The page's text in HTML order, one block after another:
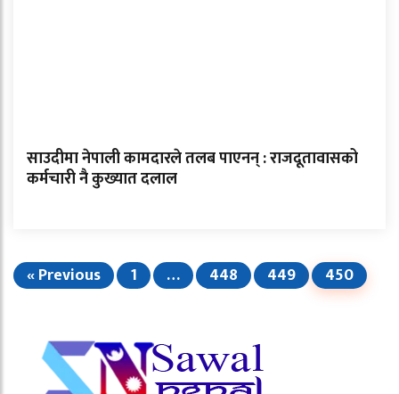
साउदीमा नेपाली कामदारले तलब पाएनन् : राजदूतावासको
कर्मचारी नै कुख्यात दलाल
« Previous 1 … 448 449 450